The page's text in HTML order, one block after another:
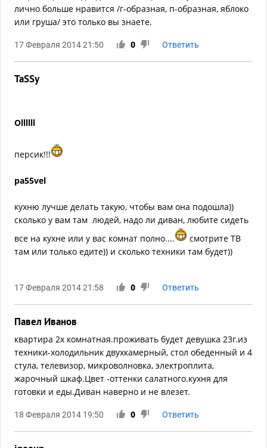
лично больше нравится /г-образная, п-образная, яблоко
или груша/ это только вы знаете.
17 Февраля 2014 21:50 0 Ответить
TaSSy
Ollllll
персик!!!
pa55vel
кухню лучше делать такую, чтобы вам она подошла))
сколько у вам там людей, надо ли диван, любите сидеть
все на кухне или у вас комнат полно....
смотрите ТВ
там или только едите)) и сколько техники там будет))
17 Февраля 2014 21:58 0 Ответить
Павел Иванов
квартира 2х комнатная.проживать будет девушка 23г.из
техники-холодильник двухкамерный, стол обеденный и 4
стула, телевизор, микроволновка, электроплита,
жарочный шкаф.Цвет -оттенки салатного.кухня для
готовки и еды.Диван наверно и не влезет.
18 Февраля 2014 19:50 0 Ответить